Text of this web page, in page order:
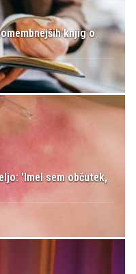
knjig o
'Imel sem občutek,